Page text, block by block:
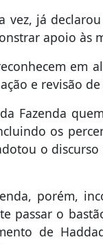
vez, já
apoio às
em
e revisão
Fazenda
os
o
porém,
passar o
de